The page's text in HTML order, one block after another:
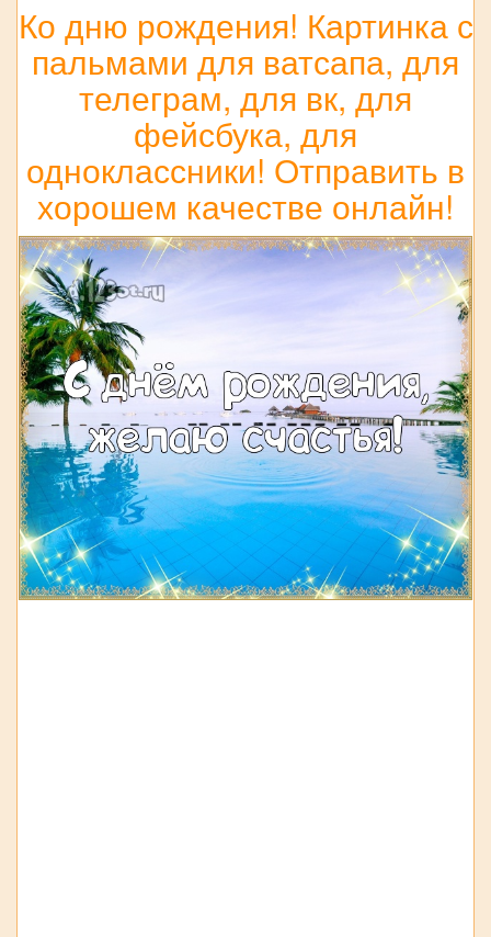
Ко дню рождения! Картинка с
пальмами для ватсапа, для
телеграм, для вк, для
фейсбука, для
одноклассники! Отправить в
хорошем качестве онлайн!